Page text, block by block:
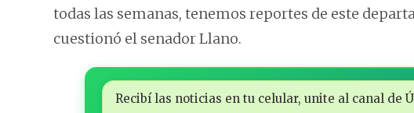
todas las semanas, tenemos reportes de este
cuestionó el senador Llano.
Recibí las noticias en tu celular, unite al canal de